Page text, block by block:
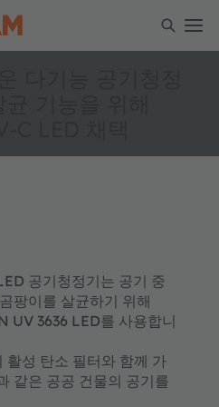
공기청정기는 공기 중
팡이를 살균하기 위해
UV 3636 LED를 사용합니
성 탄소 필터와 함께 가
같은 공공 건물의 공기를